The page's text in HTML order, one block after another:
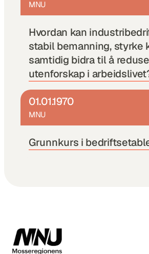
MNU
Hvordan kan
stabil bemanning, styrke
samtidig bidra til å
utenforskap i
01.01.1970
MNU
Grunnkurs i